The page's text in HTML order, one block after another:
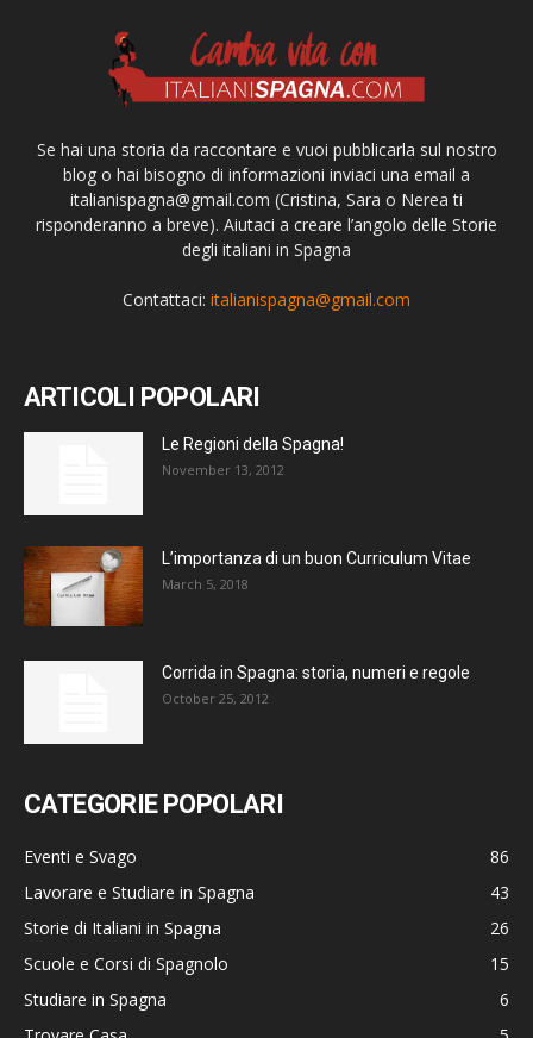
Se hai una storia da raccontare e vuoi pubblicarla sul nostro
blog o hai bisogno di informazioni inviaci una email a
italianispagna@gmail.com (Cristina, Sara o Nerea ti
risponderanno a breve). Aiutaci a creare l’angolo delle Storie
degli italiani in Spagna
Contattaci: italianispagna@gmail.com
ARTICOLI POPOLARI
Le Regioni della Spagna!
November 13, 2012
L’importanza di un buon Curriculum Vitae
March 5, 2018
Corrida in Spagna: storia, numeri e regole
October 25, 2012
CATEGORIE POPOLARI
Eventi e Svago
86
Lavorare e Studiare in Spagna
43
Storie di Italiani in Spagna
26
Scuole e Corsi di Spagnolo
15
Studiare in Spagna
6